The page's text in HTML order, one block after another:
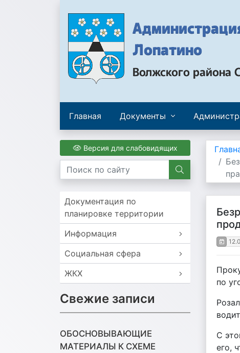
Лопатино
Волжского района
Главная Документы
Версия для слабовидящих
Документация по
планировке территории
Информация
Социальная сфера
ЖКХ
Свежие записи
ОБОСНОВЫВАЮЩИЕ
МАТЕРИАЛЫ К СХЕМЕ
по
С
его,